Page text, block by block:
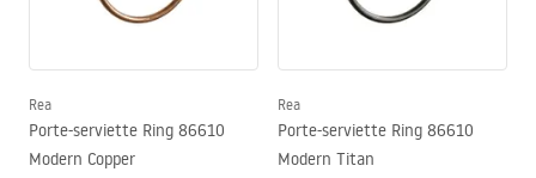
Rea
Porte-serviette Ring 86610
Modern Copper
Rea
Porte-serviette Ring 86610
Modern Titan